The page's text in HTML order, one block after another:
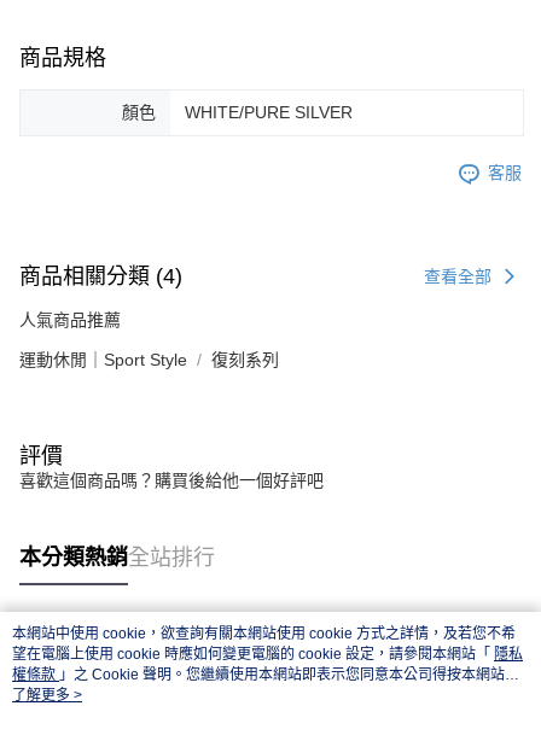
商品規格
顏色 WHITE/PURE SILVER
客服
商品相關分類 (4) 查看全部
人氣商品推薦
運動休閒｜Sport Style 復刻系列
評價
喜歡這個商品嗎？購買後給他一個好評吧
本分類熱銷全站排行
熱門標籤
本網站中使用 cookie，欲查詢有關本網站使用 cookie 方式之詳情，及若您不希
望在電腦上使用 cookie 時應如何變更電腦的 cookie 設定，請參閱本網站「 隱私
權條款 」之 Cookie 聲明。您繼續使用本網站即表示您同意本公司得按本網站使
用條款之 Cookie 聲明使用 cookie。
了解更多 >